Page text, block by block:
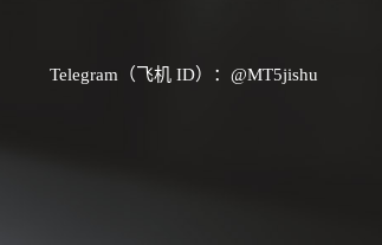
Telegram（飞机 ID）：@MT5jishu